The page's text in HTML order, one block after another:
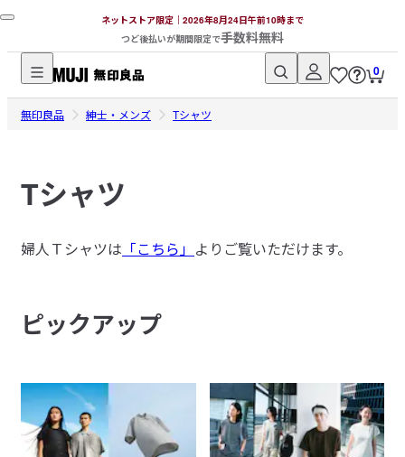
ネットストア限定｜2026年8月24日午前10時まで
つど後払いが期間限定で手数料無料
無
印
ネ
ッ
ス
0
無印良品 紳士・メンズ Tシャツ
Tシャツ
婦人Ｔシャツは 「こちら」 よりご覧いただけます。
ピックアップ